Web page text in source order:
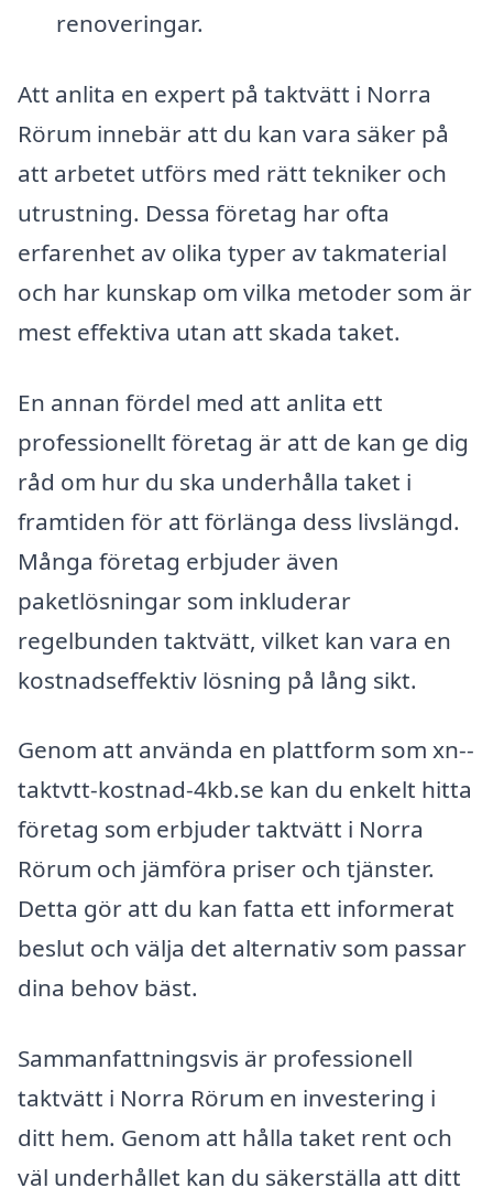
renoveringar.
Att anlita en expert på taktvätt i Norra
Rörum innebär att du kan vara säker på
att arbetet utförs med rätt tekniker och
utrustning. Dessa företag har ofta
erfarenhet av olika typer av takmaterial
och har kunskap om vilka metoder som är
mest effektiva utan att skada taket.
En annan fördel med att anlita ett
professionellt företag är att de kan ge dig
råd om hur du ska underhålla taket i
framtiden för att förlänga dess livslängd.
Många företag erbjuder även
paketlösningar som inkluderar
regelbunden taktvätt, vilket kan vara en
kostnadseffektiv lösning på lång sikt.
Genom att använda en plattform som xn--
taktvtt-kostnad-4kb.se kan du enkelt hitta
företag som erbjuder taktvätt i Norra
Rörum och jämföra priser och tjänster.
Detta gör att du kan fatta ett informerat
beslut och välja det alternativ som passar
dina behov bäst.
Sammanfattningsvis är professionell
taktvätt i Norra Rörum en investering i
ditt hem. Genom att hålla taket rent och
väl underhållet kan du säkerställa att ditt